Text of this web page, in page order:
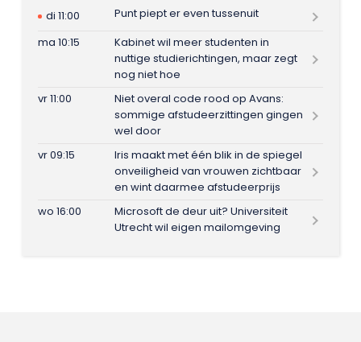
di 11:00
Punt piept er even tussenuit
ma 10:15
Kabinet wil meer studenten in
nuttige studierichtingen, maar zegt
nog niet hoe
vr 11:00
Niet overal code rood op Avans:
sommige afstudeerzittingen gingen
wel door
vr 09:15
Iris maakt met één blik in de spiegel
onveiligheid van vrouwen zichtbaar
en wint daarmee afstudeerprijs
wo 16:00
Microsoft de deur uit? Universiteit
Utrecht wil eigen mailomgeving